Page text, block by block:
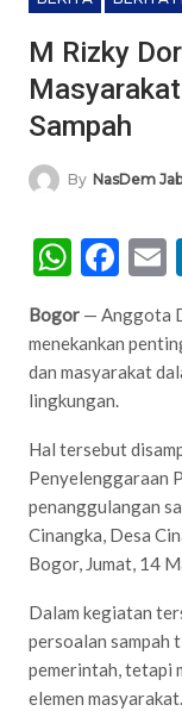
M Rizky
Sampah
By NasDem Jabar
Bogor — Anggota
menekankan
dan masyarakat
lingkungan.
Hal tersebut
Penyelenggaraan
penanggulangan
Cinangka, Desa
Bogor, Jumat, 14
Dalam kegiatan
persoalan sampah
pemerintah, tetapi
elemen masyarakat.